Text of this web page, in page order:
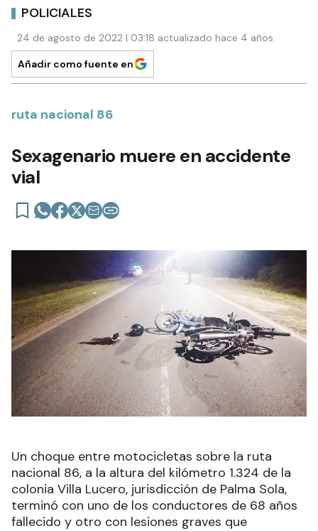
POLICIALES
24 de agosto de 2022 | 03:18 actualizado hace 4 años
Añadir como fuente en
ruta nacional 86
Sexagenario muere en accidente
vial
Un choque entre motocicletas sobre la ruta
nacional 86, a la altura del kilómetro 1.324 de la
colonia Villa Lucero, jurisdicción de Palma Sola,
terminó con uno de los conductores de 68 años
fallecido y otro con lesiones graves que